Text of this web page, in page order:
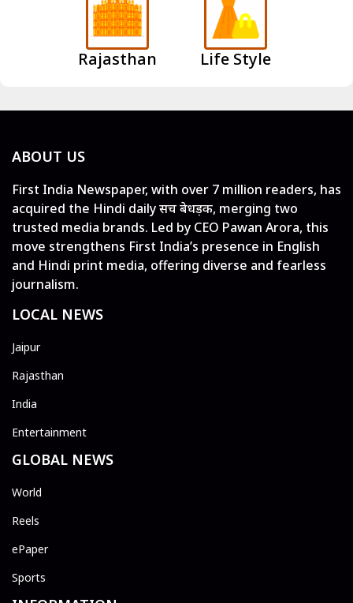
Rajasthan Life Style
ABOUT US
First India Newspaper, with over 7 million readers, has
acquired the Hindi daily सच बेधड़क, merging two
trusted media brands. Led by CEO Pawan Arora, this
move strengthens First India’s presence in English
and Hindi print media, offering diverse and fearless
journalism.
LOCAL NEWS
Jaipur
Rajasthan
India
Entertainment
GLOBAL NEWS
World
Reels
ePaper
Sports